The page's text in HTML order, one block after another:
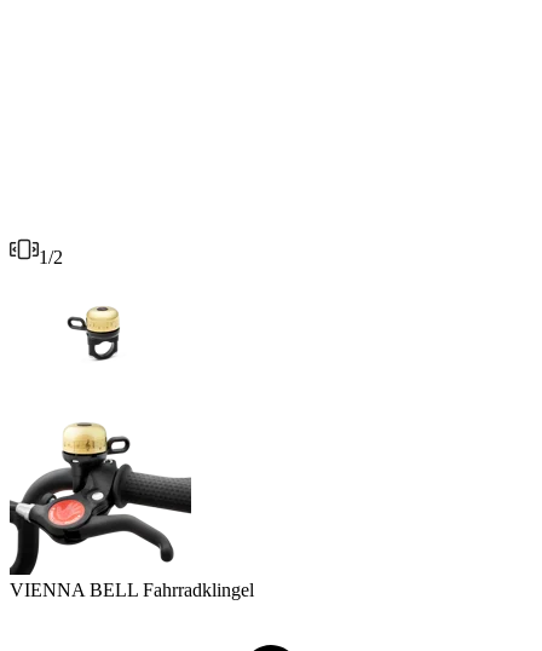
1/2
VIENNA BELL Fahrradklingel